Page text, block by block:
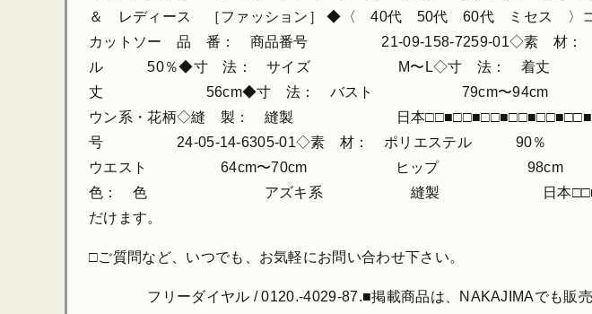
＆ レディース ［ファッション］ ◆〈 40代 50代 60代 ミセス 〉
カットソー 品 番： 商品番号 21-09-158-7259-
ル 50％◆寸 法： サイズ M〜L◇
丈 56cm◆寸 法： バスト 79cm〜
ウン系・花柄◇縫 製： 縫製 日本□□■□□■□□■□□■□□■□□■《
号 24-05-14-6305-01◇素 材： ポリエステル
ウエスト 64cm〜70cm ヒッ
色： 色 アズキ系 縫製 日本□□■□□■□□■□□■□□■□□■
だけます。
□ご質問など、いつでも、お気軽にお問い合わせ下さい。
フリーダイヤル / 0120.-4029-87.■掲載商品は、NAKAJIMAでも販売